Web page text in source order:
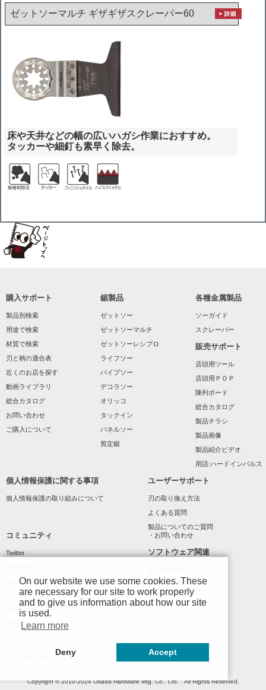
ゼットソーマルチ ギザギザスクレーパー60
床や天井などの幅の広いハガシ作業におすすめ。
タッカーや細釘も素早く除去。
購入サポート
製品別検索
用途で検索
材質で検索
刃と柄の適合表
近くのお店を探す
動画ライブラリ
総合カタログ
お問い合わせ
ご購入について
鋸製品
ゼットソー
ゼットソーマルチ
ゼットソーレシプロ
ライフソー
パイプソー
デコラソー
オリッコ
タックイン
パネルソー
剪定鋸
各種金属製品
ソーガイド
スクレーパー
販売サポート
店頭用ツール
店頭用ＰＯＰ
陳列ボード
総合カタログ
製品チラシ
製品画像
製品紹介ビデオ
用語:ハードインパルス
個人情報保護に関する事項
個人情報保護の取り組みについて
コミュニティ
Twitter
instagram
ゼットソー通信
MOKURAKU
木工応援館
ユーザーサポート
刃の取り換え方法
よくある質問
製品についてのご質問
・お問い合わせ
ソフトウェア関連
(もでりんクラウド)
Copyright © 2010-2024 Okada Hardware Mfg. Co., Ltd. All Rights Reserved.
On our website we use some cookies. These
are necessary for our site to work properly
and to give us information about how our site
is used.
Learn more
Deny Accept